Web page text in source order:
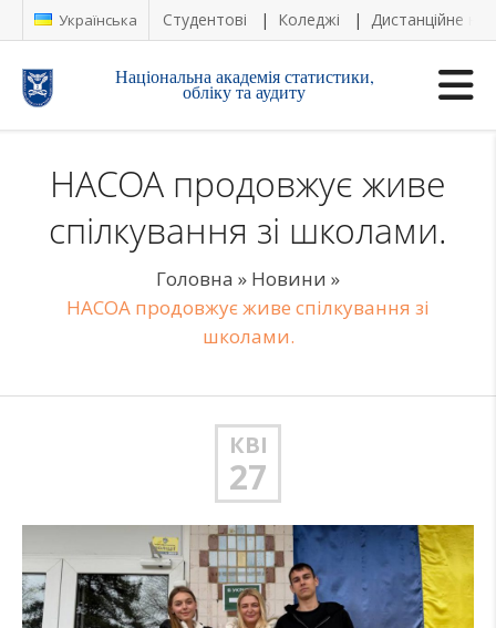
Українська Студентові Коледжі Дистанційне
Національна академія статистики,
обліку та аудиту
НАСОА продовжує живе
спілкування зі школами.
Головна » Новини »
НАСОА продовжує живе спілкування зі
школами.
КВІ
27